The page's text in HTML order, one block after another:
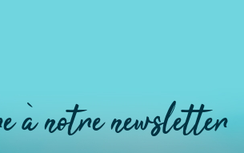
à notre newsletter